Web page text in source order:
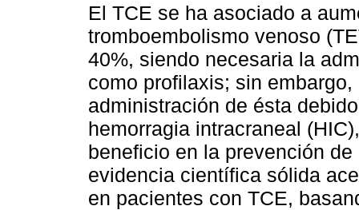
El TCE se ha asociado a
tromboembolismo venoso
40%, siendo necesaria la
como profilaxis; sin
administración de ésta
hemorragia intracraneal
beneficio en la prevención
evidencia científica sólida
en pacientes con TCE,